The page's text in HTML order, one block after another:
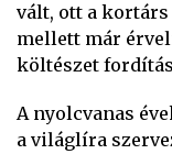
vált, ott a
mellett már
költészet
A nyolcvanas
a világlíra